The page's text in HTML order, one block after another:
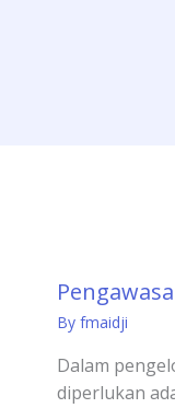
By fmaidji
Dalam
diperlukan